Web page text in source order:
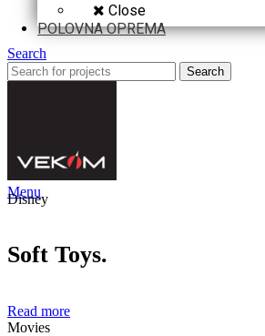
Close
POLOVNA OPREMA
Search
Search
Menu
Disney
Soft Toys.
Read more
Movies